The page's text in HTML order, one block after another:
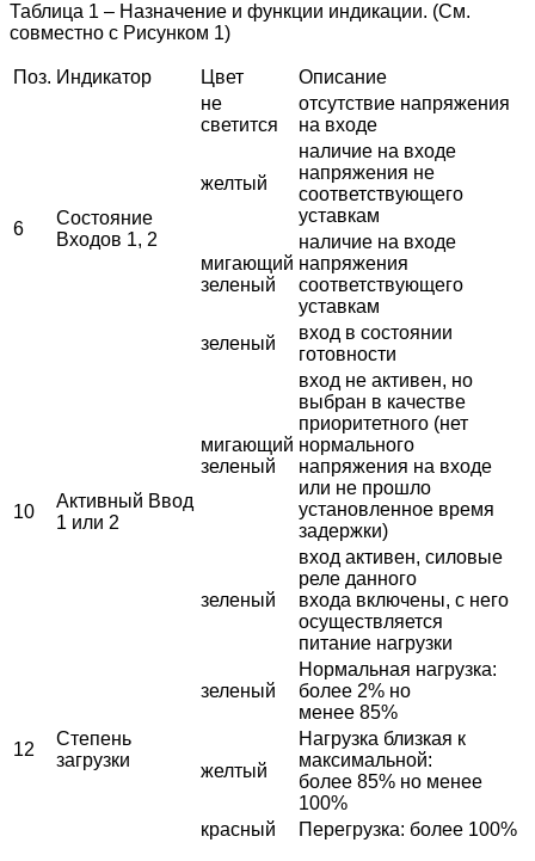
Таблица 1 – Назначение и функции индикации. (См.
совместно с Рисунком 1)
Поз. Индикатор Цвет Описание
6
Состояние
Входов 1, 2
не
светится
отсутствие напряжения
на входе
желтый
наличие на входе
напряжения не
соответствующего
уставкам
мигающий
зеленый
наличие на входе
напряжения
соответствующего
уставкам
зеленый
вход в состоянии
готовности
10
Активный Ввод
1 или 2
мигающий
зеленый
вход не активен, но
выбран в качестве
приоритетного (нет
нормального
напряжения на входе
или не прошло
установленное время
задержки)
зеленый
вход активен, силовые
реле данного
входа включены, с него
осуществляется
питание нагрузки
12
Степень
загрузки
зеленый
Нормальная нагрузка:
более 2% но
менее 85%
желтый
Нагрузка близкая к
максимальной:
более 85% но менее
100%
красный
Перегрузка: более 100%